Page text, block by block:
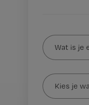
Wat
is
je
mailadres?
*
Kies
je
wachtwoord